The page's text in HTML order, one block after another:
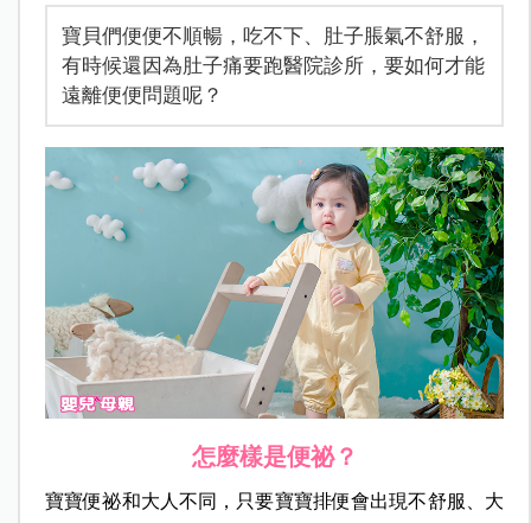
寶貝們便便不順暢，吃不下、肚子脹氣不舒服，
有時候還因為肚子痛要跑醫院診所，要如何才能
遠離便便問題呢？
怎麼樣是便祕？
寶寶便祕和大人不同，只要寶寶排便會出現不舒服、大